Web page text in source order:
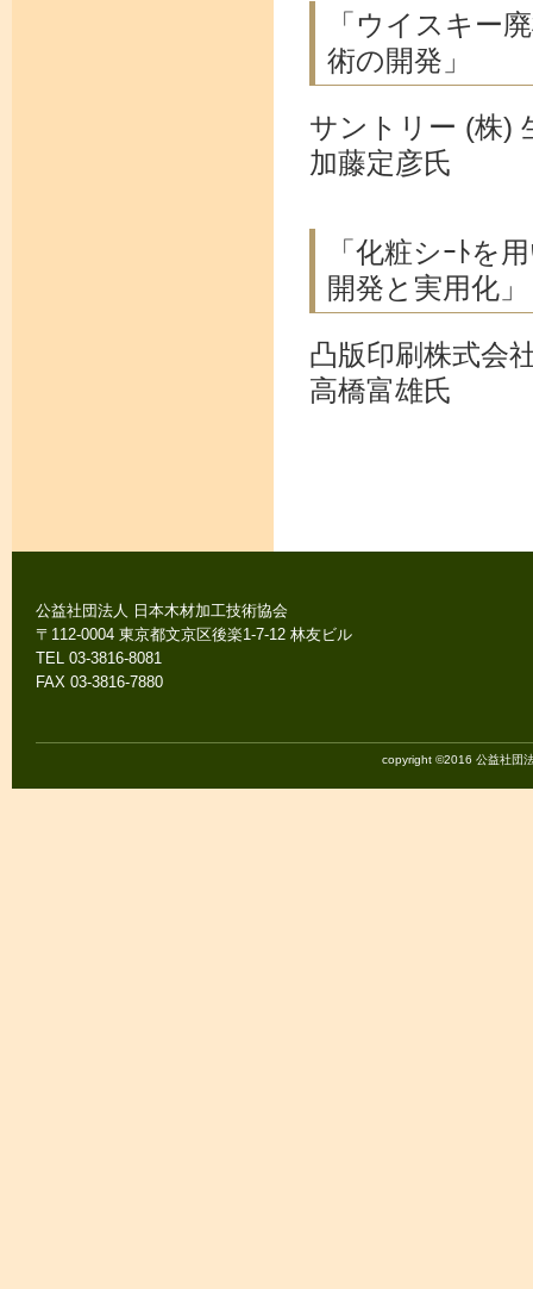
「ウイスキー
術の開発」
サントリー (株)
加藤定彦氏
「化粧シｰﾄを
開発と実用化」
凸版印刷株式会
高橋富雄氏
公益社団法人 日本木材加工技術協会
〒112-0004 東京都文京区後楽1-7-12 林友ビル
TEL 03-3816-8081
FAX 03-3816-7880
copyright ©2016 公益社団